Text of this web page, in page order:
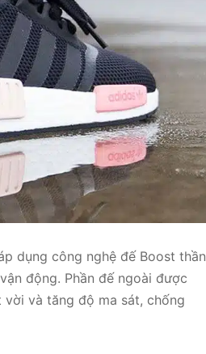
dụng công nghệ đế Boost thần
động. Phần đế ngoài được
và tăng độ ma sát, chống